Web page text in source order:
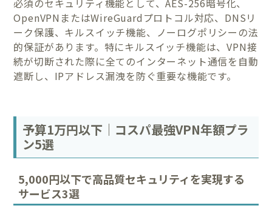
必須のセキュリティ機能として、AES-256暗号化、
OpenVPNまたはWireGuardプロトコル対応、DNSリ
ーク保護、キルスイッチ機能、ノーログポリシーの法
的保証があります。特にキルスイッチ機能は、VPN接
続が切断された際に全てのインターネット通信を自動
遮断し、IPアドレス漏洩を防ぐ重要な機能です。
予算1万円以下｜コスパ最強VPN年額プラ
ン5選
5,000円以下で高品質セキュリティを実現する
サービス3選